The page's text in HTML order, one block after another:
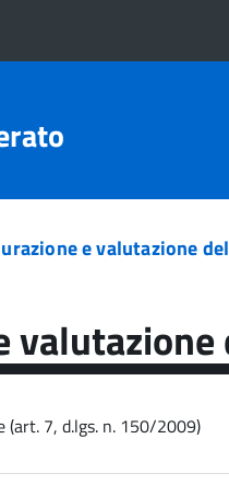
e valutazione
(art. 7, d.lgs. n. 150/2009)